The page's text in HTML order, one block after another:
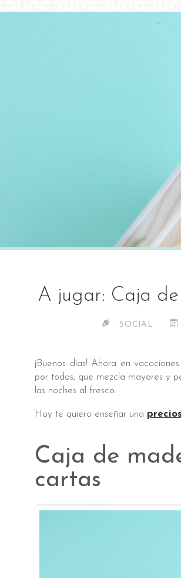
A jugar: Caja
SOCIAL
¡Buenos días! Ahora en
por todos, que mezcla mayores y
las noches al fresco.
Hoy te quiero enseñar una
Caja de
cartas